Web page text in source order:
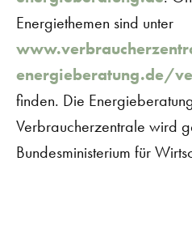
Energiethemen sind unter
energieberatung.de/
finden. Die
Verbraucherzentrale wird
Bundesministerium für